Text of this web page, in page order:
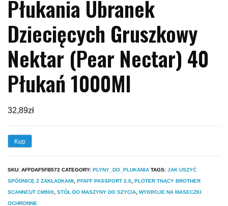
Płukania Ubranek
Dziecięcych Gruszkowy
Nektar (Pear Nectar) 40
Płukań 1000Ml
32,89zł
Kup
SKU: AFFDAF5FB572 CATEGORY: PLYNY_DO_PLUKANIA TAGS: JAK USZYĆ
SPÓDNICĘ Z ZAKŁADKAMI PFAFF PASSPORT 2.0 PLOTER TNĄCY BROTHER
SCANNCUT CM900 STÓŁ DO MASZYNY DO SZYCIA WYKROJE NA MASECZKI
OCHRONNE